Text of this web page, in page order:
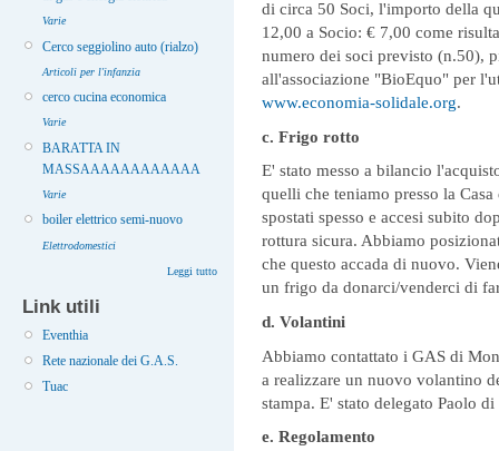
Varie
Cerco seggiolino auto (rialzo)
Articoli per l'infanzia
cerco cucina economica
Varie
BARATTA IN
MASSAAAAAAAAAAAA
Varie
boiler elettrico semi-nuovo
Elettrodomestici
Leggi tutto
Link utili
Eventhia
Rete nazionale dei G.A.S.
Tuac
di circa 50 Soci, l'importo della
12,00 a Socio: € 7,00 come
numero dei soci previsto (n.50),
all'associazione "BioEquo" per
www.economia-solidale.org.
c. Frigo rotto
E' stato messo a bilancio
quelli che teniamo presso la
spostati spesso e accesi subito
rottura sicura. Abbiamo
che questo accada di nuovo.
un frigo da donarci/venderci di
d. Volantini
Abbiamo contattato i GAS di
a realizzare un nuovo volantino
stampa. E' stato delegato Paolo
e. Regolamento